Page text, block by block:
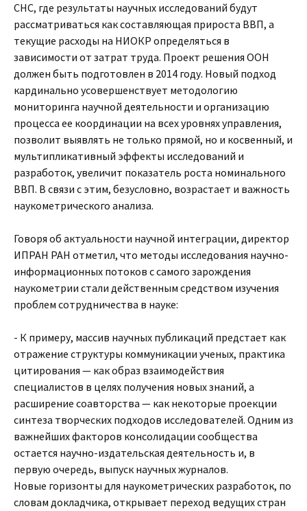
СНС, где результаты научных исследований будут
рассматриваться как составляющая прироста ВВП, а
текущие расходы на НИОКР определяться в
зависимости от затрат труда. Проект решения ООН
должен быть подготовлен в 2014 году. Новый подход
кардинально усовершенствует методологию
мониторинга научной деятельности и организацию
процесса ее координации на всех уровнях управления,
позволит выявлять не только прямой, но и косвенный, и
мультипликативный эффекты исследований и
разработок, увеличит показатель роста номинального
ВВП. В связи с этим, безусловно, возрастает и важность
наукометрического анализа.
Говоря об актуальности научной интеграции, директор
ИПРАН РАН отметил, что методы исследования научно-
информационных потоков с самого зарождения
наукометрии стали действенным средством изучения
проблем сотрудничества в науке:
- К примеру, массив научных публикаций предстает как
отражение структуры коммуникации ученых, практика
цитирования — как образ взаимодействия
специалистов в целях получения новых знаний, а
расширение соавторства — как некоторые проекции
синтеза творческих подходов исследователей. Одним из
важнейших факторов консолидации сообщества
остается научно-издательская деятельность и, в
первую очередь, выпуск научных журналов.
Новые горизонты для наукометрических разработок, по
словам докладчика, открывает переход ведущих стран